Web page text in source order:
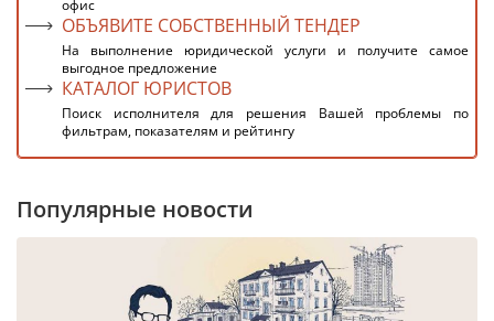
офис
ОБЪЯВИТЕ СОБСТВЕННЫЙ ТЕНДЕР
На выполнение юридической услуги и получите самое
выгодное предложение
КАТАЛОГ ЮРИСТОВ
Поиск исполнителя для решения Вашей проблемы по
фильтрам, показателям и рейтингу
Популярные новости